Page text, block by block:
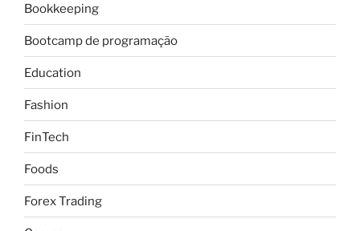
Bookkeeping
Bootcamp de programação
Education
Fashion
FinTech
Foods
Forex Trading